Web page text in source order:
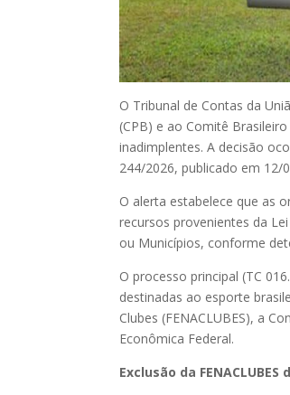
O Tribunal de Contas da
(CPB) e ao Comitê
inadimplentes. A decisão
244/2026, publicado em 12/
O alerta estabelece que as
recursos provenientes da
ou Municípios, conforme
O processo principal (TC
destinadas ao esporte
Clubes (FENACLUBES), a
Econômica Federal.
Exclusão da